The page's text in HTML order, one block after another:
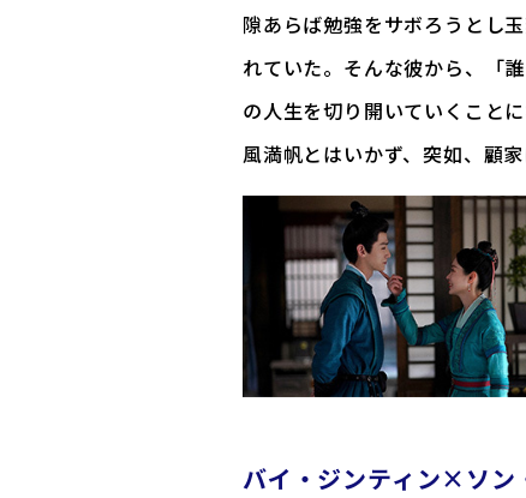
隙あらば勉強をサボろうとし
れていた。そんな彼から、「
の人生を切り開いていくこと
風満帆とはいかず、突如、顧
バイ・ジンティン×ソン